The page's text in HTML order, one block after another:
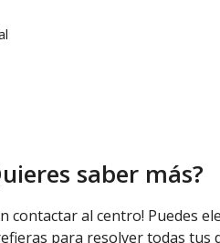
saber más?
contactar al centro! Puedes
para resolver todas tus